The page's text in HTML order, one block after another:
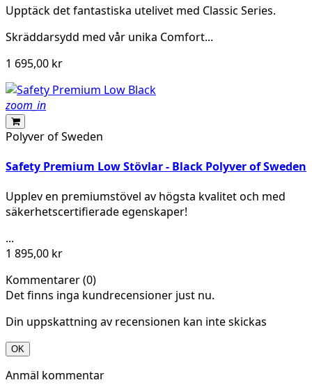
Upptäck det fantastiska utelivet med Classic Series.
Skräddarsydd med vår unika Comfort...
1 695,00 kr
zoom_in
Polyver of Sweden
Safety Premium Low Stövlar - Black Polyver of Sweden
Upplev en premiumstövel av högsta kvalitet och med
säkerhetscertifierade egenskaper!
...
1 895,00 kr
Kommentarer (0)
Det finns inga kundrecensioner just nu.
Din uppskattning av recensionen kan inte skickas
OK
Anmäl kommentar